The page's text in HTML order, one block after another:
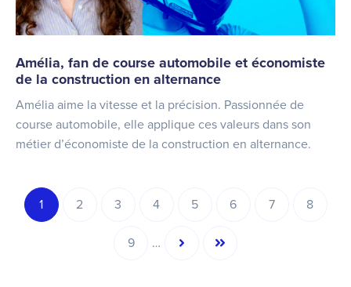
Amélia, fan de course automobile et économiste
de la construction en alternance
Amélia aime la vitesse et la précision. Passionnée de
course automobile, elle applique ces valeurs dans son
métier d’économiste de la construction en alternance.
Pagination
Page
1 Page
2 Page
3 Page
4 Page
5 Page
6 Page
7 Page
8
Page
9 …
Page
Dernière